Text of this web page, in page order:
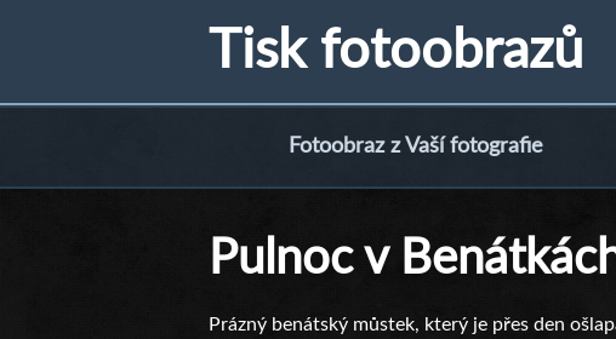
Tisk fotoobrazů
Fotoobraz z Vaší fotografie
Pulnoc v
Prázný benátský můstek, který je přes den